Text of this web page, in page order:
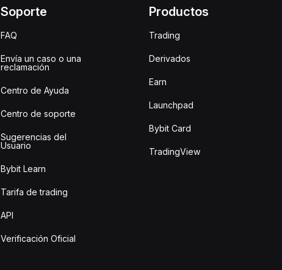
Soporte
FAQ
Envía un caso o una
reclamación
Centro de Ayuda
Centro de soporte
Sugerencias del
Usuario
Bybit Learn
Tarifa de trading
API
Verificación Oficial
Productos
Trading
Derivados
Earn
Launchpad
Bybit Card
TradingView